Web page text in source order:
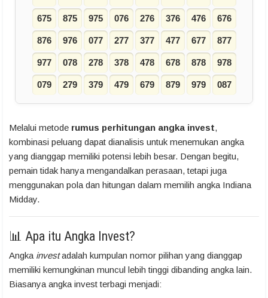
675 875 975 076 276 376 476 676
876 976 077 277 377 477 677 877
977 078 278 378 478 678 878 978
079 279 379 479 679 879 979 087
Melalui metode rumus perhitungan angka invest,
kombinasi peluang dapat dianalisis untuk menemukan angka
yang dianggap memiliki potensi lebih besar. Dengan begitu,
pemain tidak hanya mengandalkan perasaan, tetapi juga
menggunakan pola dan hitungan dalam memilih angka Indiana
Midday.
📊 Apa itu Angka Invest?
Angka investadalah kumpulan nomor pilihan yang dianggap
memiliki kemungkinan muncul lebih tinggi dibanding angka lain.
Biasanya angka invest terbagi menjadi: